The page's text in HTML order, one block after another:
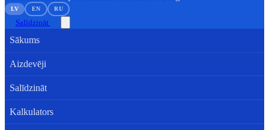
LV EN RU
Salīdzināt
Sākums
Aizdevēji
Salīdzināt
Kalkulators